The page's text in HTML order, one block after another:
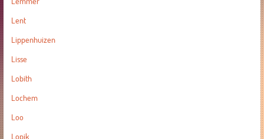
Lent
Lippenhuizen
Lisse
Lobith
Lochem
Loo
Lopik